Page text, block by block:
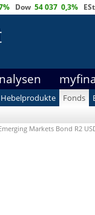
Dow 54 037 0,3%
Hebelprodukte Fonds
Markets Bond R2